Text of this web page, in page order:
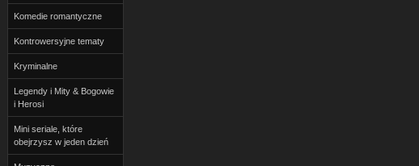
Komedie romantyczne
Kontrowersyjne tematy
Kryminalne
Legendy i Mity & Bogowie
i Herosi
Mini seriale, które
obejrzysz w jeden dzień